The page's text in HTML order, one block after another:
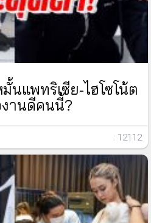
นแพทริเซีย-ไฮโซโน้ต
านดีคนนี้?
: 12112